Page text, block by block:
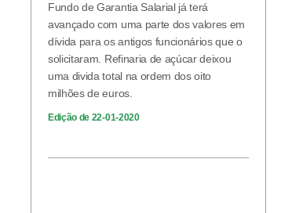
Fundo de Garantia Salarial já terá
avançado com uma parte dos valores em
dívida para os antigos funcionários que o
solicitaram. Refinaria de açúcar deixou
uma divida total na ordem dos oito
milhões de euros.
Edição de 22-01-2020